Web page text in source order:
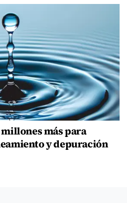
más para
y depuración